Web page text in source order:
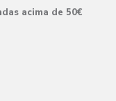
acima de 50€